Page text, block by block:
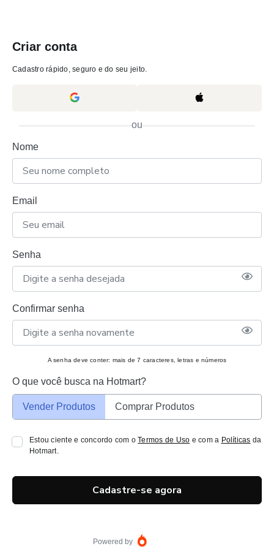
Criar conta
Cadastro rápido, seguro e do seu jeito.
ou
Nome
Email
Senha
Confirmar senha
A senha deve conter: mais de 7 caracteres, letras e números
O que você busca na Hotmart?
Vender Produtos Comprar Produtos
Estou ciente e concordo com oTermos de Uso e com a Políticas da
Hotmart.
Cadastre-se agora
Powered by